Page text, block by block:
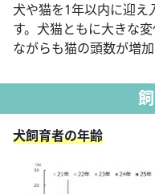
犬や猫を1年以内に迎え
す。犬猫ともに大きな
ながらも猫の頭数が増加
犬飼育者の年齢